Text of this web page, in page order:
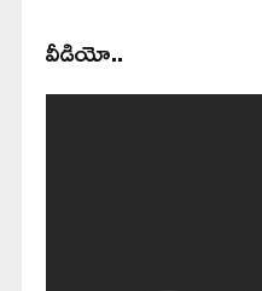
వీడియో..